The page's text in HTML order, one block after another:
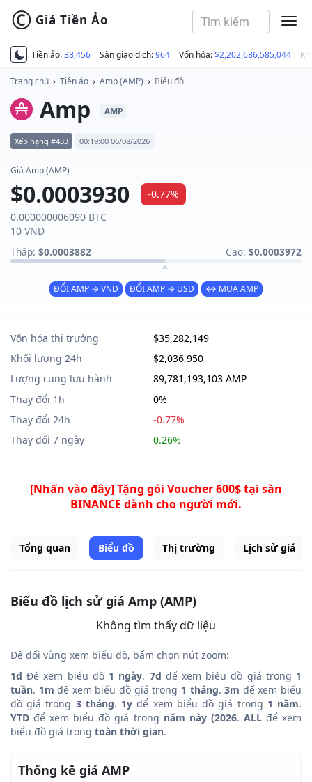
Tiền ảo:38,456 Sàn giao dịch:964 Vốn hóa:$2,202,686,585,044
© Giá Tiền Ảo
Trang chủ › Tiền ảo › Amp (AMP) › Biểu đồ
Amp AMP
Xếp hạng #433 00:19:00 06/08/2026
Giá Amp (AMP)
$0.0003930
-0.77%
0.000000006090 BTC
10 VND
Thấp: $0.0003882 Cao: $0.0003972
ĐỔI AMP → VND ĐỔI AMP → USD ↔ MUA AMP
Vốn hóa thị trường
$35,282,149
Khối lượng 24h
$2,036,950
Lượng cung lưu hành
89,781,193,103 AMP
Thay đổi 1h
0%
Thay đổi 24h
-0.77%
Thay đổi 7 ngày
0.26%
[Nhấn vào đây] Tặng gói Voucher 600$ tại sàn
BINANCE dành cho người mới.
Tổng quan Biểu đồ Thị trường Lịch sử giá
Biểu đồ lịch sử giá Amp (AMP)
Không tìm thấy dữ liệu
Để đổi vùng xem biểu đồ, bấm chọn nút zoom:
1d Để xem biểu đồ 1 ngày. 7d để xem biểu đồ giá trong 1
tuần. 1m để xem biểu đồ giá trong 1 tháng.3m để xem biểu
đồ giá trong 3 tháng. 1y để xem biểu đồ giá trong 1 năm.
YTD để xem biểu đồ giá trong năm này (2026. ALLđể xem
biểu đồ giá trong toàn thời gian.
Thống kê giá AMP